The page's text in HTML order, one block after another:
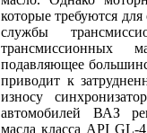
которые требуются
службы
трансмиссионных
подавляющее
приводит к
износу
автомобилей ВАЗ
масла класса API